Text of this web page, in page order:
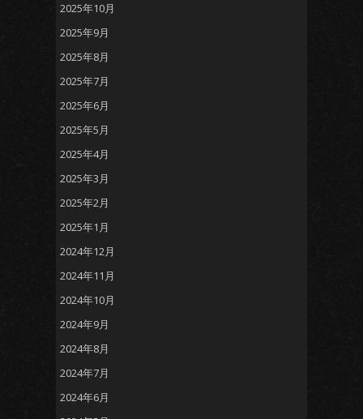
2025年10月
2025年9月
2025年8月
2025年7月
2025年6月
2025年5月
2025年4月
2025年3月
2025年2月
2025年1月
2024年12月
2024年11月
2024年10月
2024年9月
2024年8月
2024年7月
2024年6月